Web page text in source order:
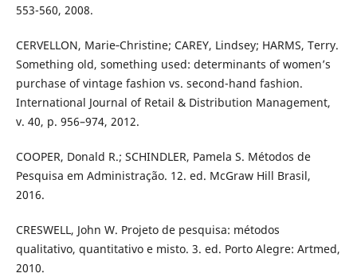
553-560, 2008.
CERVELLON, Marie‐Christine; CAREY, Lindsey; HARMS, Terry.
Something old, something used: determinants of women’s
purchase of vintage fashion vs. second-hand fashion.
International Journal of Retail & Distribution Management,
v. 40, p. 956–974, 2012.
COOPER, Donald R.; SCHINDLER, Pamela S. Métodos de
Pesquisa em Administração. 12. ed. McGraw Hill Brasil,
2016.
CRESWELL, John W. Projeto de pesquisa: métodos
qualitativo, quantitativo e misto. 3. ed. Porto Alegre: Artmed,
2010.